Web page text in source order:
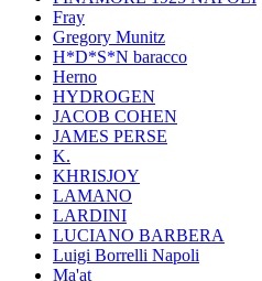
Fray
Gregory Munitz
H*D*S*N baracco
Herno
HYDROGEN
JACOB COHEN
JAMES PERSE
K.
KHRISJOY
LAMANO
LARDINI
LUCIANO BARBERA
Luigi Borrelli Napoli
Ma'at